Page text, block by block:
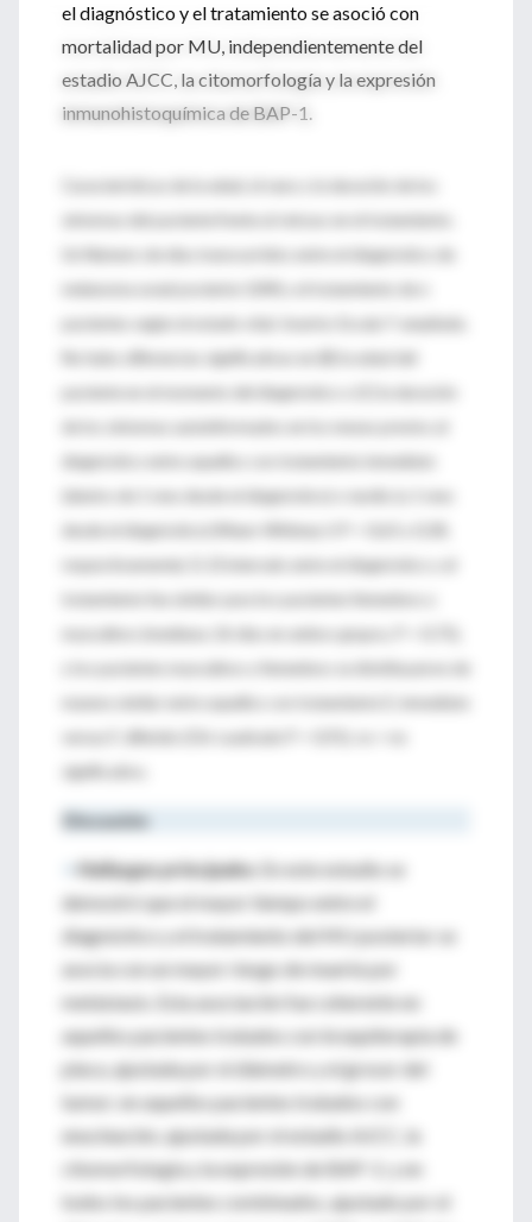
el diagnóstico y el tratamiento se asoció con
mortalidad por MU, independientemente del
estadio AJCC, la citomorfología y la expresión
inmunohistoquímica de BAP-1.
Discusión
Hallazgos principales.
En este estudio se
demostró que el mayor tiempo entre el
diagnóstico y el tratamiento del MU posterior se
asocia con un mayor riesgo de muerte por
metástasis. Esta asociación fue coherente en
aquellos pacientes tratados con braquiterapia de
placa, ajustada por el diámetro y el grosor del
tumor; en aquellos pacientes tratados con
enucleación, ajustada por el estadio AJCC, la
citomorfología y la expresión de BAP-1; y en
todos los pacientes combinados, ajustado por el